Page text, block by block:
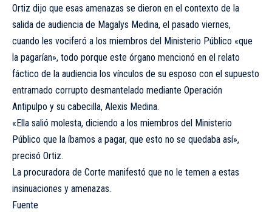
Ortiz dijo que esas amenazas se dieron en el contexto de la
salida de audiencia de Magalys Medina, el pasado viernes,
cuando les vociferó a los miembros del Ministerio Público «que
la pagarían», todo porque este órgano mencionó en el relato
fáctico de la audiencia los vínculos de su esposo con el supuesto
entramado corrupto desmantelado mediante Operación
Antipulpo y su cabecilla, Alexis Medina.
«Ella salió molesta, diciendo a los miembros del Ministerio
Público que la íbamos a pagar, que esto no se quedaba así»,
precisó Ortiz.
La procuradora de Corte manifestó que no le temen a estas
insinuaciones y amenazas.
Fuente